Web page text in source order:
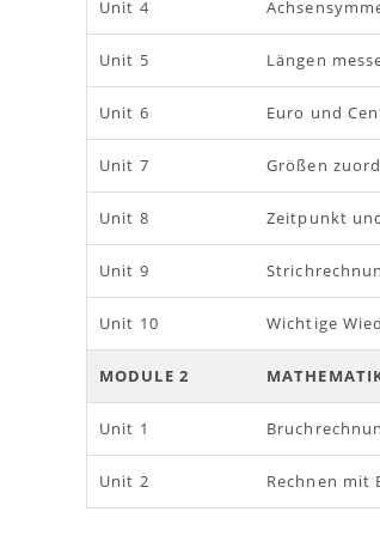
Unit 4
Unit 5 Längen
Unit 6 Euro und
Unit 7 Größen
Unit 8 Zeitpunkt
Unit 9
Unit 10 Wichtige
MODULE 2
Unit 1
Unit 2 Rechnen mit